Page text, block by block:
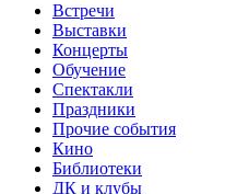
Встречи
Выставки
Концерты
Обучение
Спектакли
Праздники
Прочие события
Кино
Библиотеки
ДК и клубы